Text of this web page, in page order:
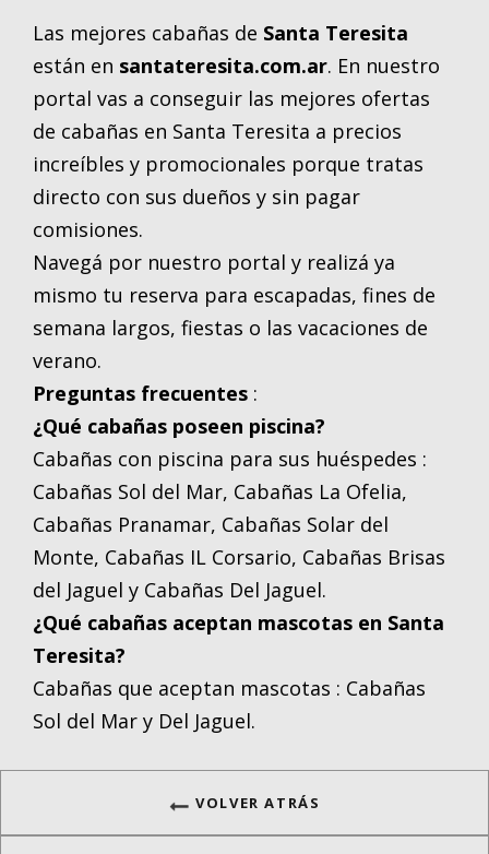
Las mejores cabañas de Santa Teresita
están en santateresita.com.ar. En nuestro
portal vas a conseguir las mejores ofertas
de cabañas en Santa Teresita a precios
increíbles y promocionales porque tratas
directo con sus dueños y sin pagar
comisiones.
Navegá por nuestro portal y realizá ya
mismo tu reserva para escapadas, fines de
semana largos, fiestas o las vacaciones de
verano.
Preguntas frecuentes :
¿Qué cabañas poseen piscina?
Cabañas con piscina para sus huéspedes :
Cabañas Sol del Mar, Cabañas La Ofelia,
Cabañas Pranamar, Cabañas Solar del
Monte, Cabañas IL Corsario, Cabañas Brisas
del Jaguel y Cabañas Del Jaguel.
¿Qué cabañas aceptan mascotas en Santa
Teresita?
Cabañas que aceptan mascotas : Cabañas
Sol del Mar y Del Jaguel.
VOLVER ATRÁS